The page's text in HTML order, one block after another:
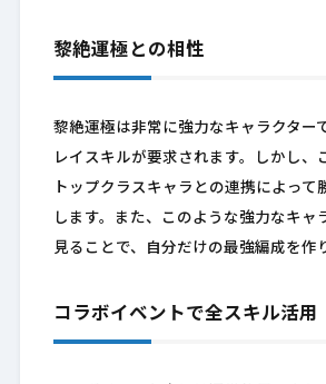
黎絶運極との相性
黎絶運極は非常に強力なキャラクター
レイスキルが要求されます。しかし、
トップクラスキャラとの連携によって
します。また、このような強力なキャ
見ることで、自分だけの最強編成を作
コラボイベントで全スキル活用